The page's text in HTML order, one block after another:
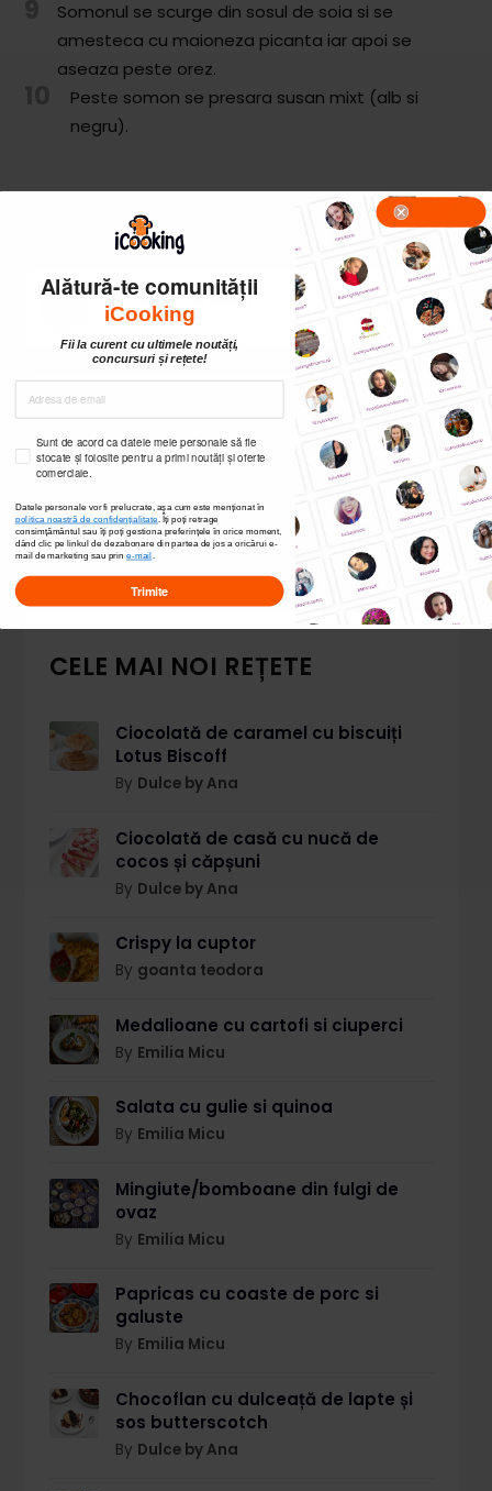
Somonul se scurge din sosul de soia si se
amesteca cu maioneza picanta iar apoi se
aseaza peste orez.
Peste somon se presara susan mixt (alb si
negru).
CELE MAI NOI REȚETE
Ciocolată de caramel cu biscuiți
Lotus Biscoff
By Dulce by Ana
Ciocolată de casă cu nucă de
cocos și căpșuni
By Dulce by Ana
Crispy la cuptor
By goanta teodora
Medalioane cu cartofi si ciuperci
By Emilia Micu
Salata cu gulie si quinoa
By Emilia Micu
Mingiute/bomboane din fulgi de
ovaz
By Emilia Micu
Papricas cu coaste de porc si
galuste
By Emilia Micu
Chocoflan cu dulceață de lapte și
sos butterscotch
By Dulce by Ana
Alătură-te comunității
iCooking
Fii la curent cu ultimele noutăți,
concursuri și rețete!
Sunt de acord ca datele mele personale să fie
stocate și folosite pentru a primi noutăți și oferte
comerciale.
Datele personale vor fi prelucrate, așa cum este menționat în
politica noastră de confidențialitate . Îți poți retrage
consimțământul sau îți poți gestiona preferințele în orice moment,
dând clic pe linkul de dezabonare din partea de jos a oricărui e-
mail de marketing sau prine-mail.
Trimite